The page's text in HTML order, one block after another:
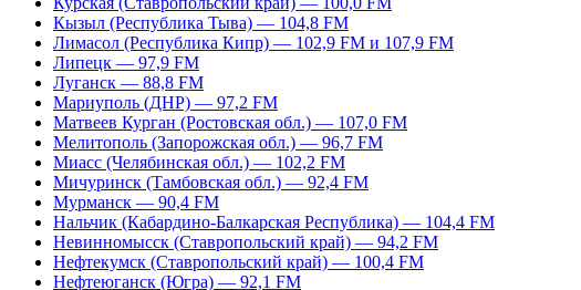
Кызыл (Республика Тыва) — 104,8 FM
Лимасол (Республика Кипр) — 102,9 FM и 107,9 FM
Липецк — 97,9 FM
Луганск — 88,8 FM
Мариуполь (ДНР) — 97,2 FM
Матвеев Курган (Ростовская обл.) — 107,0 FM
Мелитополь (Запорожская обл.) — 96,7 FM
Миасс (Челябинская обл.) — 102,2 FM
Мичуринск (Тамбовская обл.) — 92,4 FM
Мурманск — 90,4 FM
Нальчик (Кабардино-Балкарская Республика) — 104,4 FM
Невинномысск (Ставропольский край) — 94,2 FM
Нефтекумск (Ставропольский край) — 100,4 FM
Нефтеюганск (Югра) — 92,1 FM